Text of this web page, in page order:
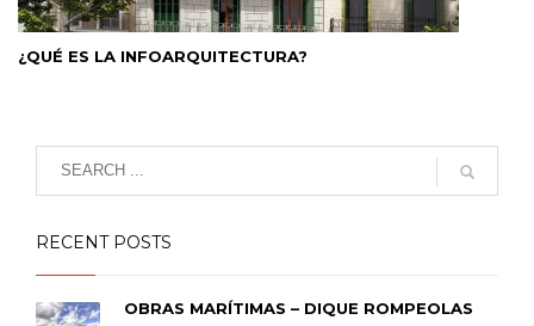
¿QUÉ ES LA INFOARQUITECTURA?
RECENT POSTS
OBRAS MARÍTIMAS – DIQUE ROMPEOLAS